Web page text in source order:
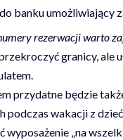
banku umożliwiający
rezerwacji warto
granicy, ale
przydatne będzie
podczas wakacji z
„na